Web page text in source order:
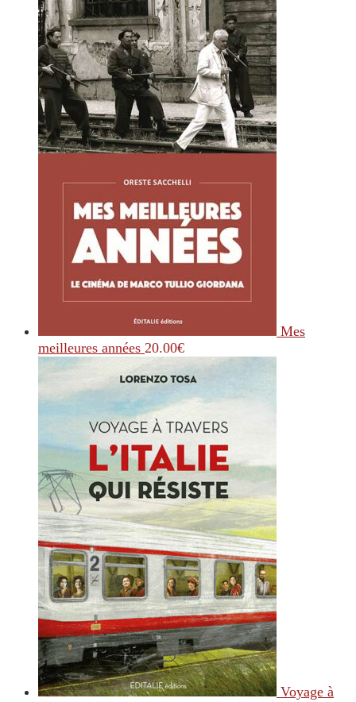
Mes
meilleures années 20.00€
Voyage à